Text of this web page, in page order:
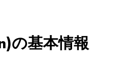
の基本情報